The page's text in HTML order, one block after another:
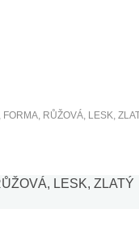
RŮŽOVÁ, LESK,